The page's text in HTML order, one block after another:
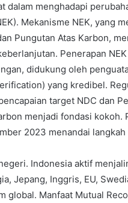
dalam menghadapi
Mekanisme NEK, yang
Pungutan Atas Karbon,
Penerapan
didukung oleh
yang kredibel.
target NDC dan
menjadi fondasi kokoh.
2023 menandai
Indonesia aktif
Jepang, Inggris, EU,
global. Manfaat Mutual